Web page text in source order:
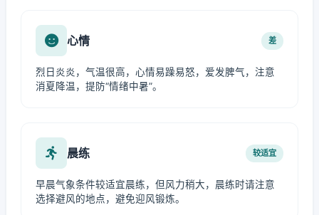
心情 差
烈日炎炎，气温很高，心情易躁易怒，爱发脾气，注意
消夏降温，提防“情绪中暑”。
晨练 较适宜
早晨气象条件较适宜晨练，但风力稍大，晨练时请注意
选择避风的地点，避免迎风锻炼。